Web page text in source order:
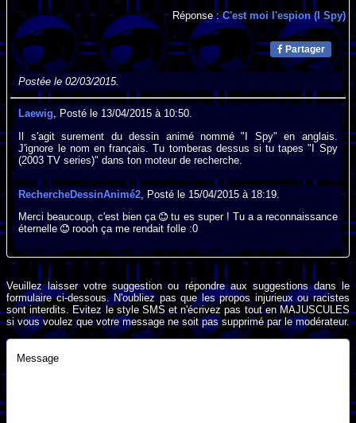
Réponse :C'est moi l'espion (I Spy)
Partager
Postée le 02/03/2015.
Laewig, Posté le 13/04/2015 à 10:50.
Il s'agit surement du dessin animé nommé "I Spy" en anglais.
J'ignore le nom en français. Tu tomberas dessus si tu tapes "I Spy
(2003 TV series)" dans ton moteur de recherche.
RechercheDessinAnimé2, Posté le 15/04/2015 à 18:19.
Merci beaucoup, c'est bien ça
tu es super ! Tu a a reconnaissance
éternelle
roooh ça me rendait folle :0
Veuillez laisser votre suggestion ou répondre aux suggestions dans le
formulaire ci-dessous. N'oubliez pas que les propos injurieux ou racistes
sont interdits. Evitez le style SMS et n'écrivez pas tout en MAJUSCULES
si vous voulez que votre message ne soit pas supprimé par le modérateur.
Message